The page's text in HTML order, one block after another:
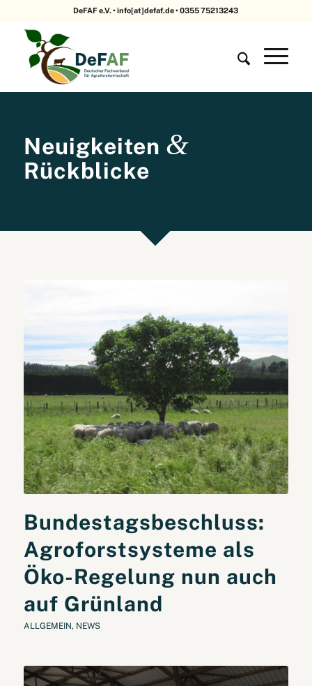
DeFAF e.V. • info[at]defaf.de • 0355 75213243
Neuigkeiten &
Rückblicke
Bundestagsbeschluss:
Agroforstsysteme als
Öko-Regelung nun auch
auf Grünland
ALLGEMEIN, NEWS